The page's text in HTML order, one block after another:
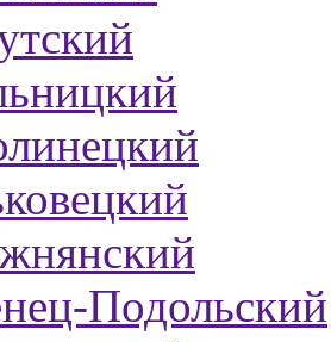
Подольский